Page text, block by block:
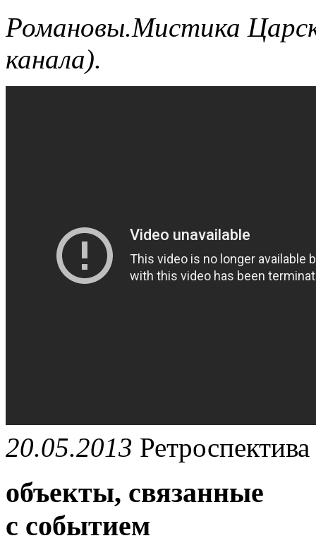
Романовы.Мистика
канала).
20.05.2013 Ретроспектива
объекты, связанные
с событием